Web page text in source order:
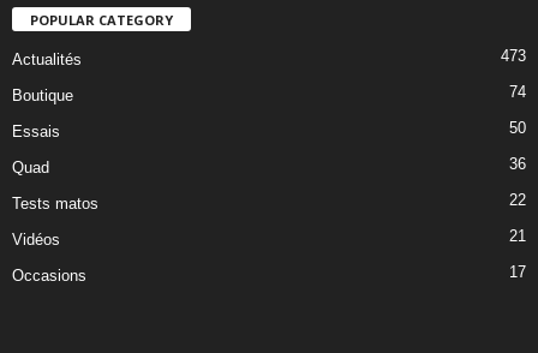
POPULAR CATEGORY
Actualités 473
Boutique 74
Essais 50
Quad 36
Tests matos 22
Vidéos 21
Occasions 17